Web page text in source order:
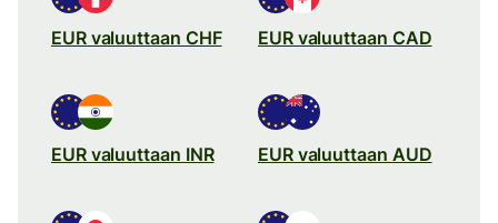
EUR valuuttaan CHF EUR valuuttaan CAD
EUR valuuttaan INR EUR valuuttaan AUD